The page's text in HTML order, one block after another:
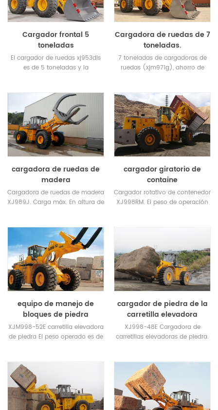
Cargador frontal 5
toneladas
El cargador de ruedas xj953dls
es de 5 toneladas y la
Cargadora de ruedas de 7
toneladas.
7 toneladas de cargadoras de
ruedas (xjm971g), ahorro de
ampliamente utilizado en
puertos, minas, empresas de
logística, etc.
cargadora de ruedas de
madera
Cargadora de ruedas de madera
XJ989J. Carga máx. En altura de
cargador giratorio de
containe
Cargador rotativo de contenedor
XJ998RM. El peso de operación
equipo de manejo de
bloques de piedra
XJM998-52E carretilla elevadora
de piedra El peso operado es de
cargador de piedra de la
carretilla elevadora
XJ998-48E Cargadora de
carretillas elevadoras de piedra.
Neumáticos de alambre de
acero ADVANCE de tres estrellas
y alta resistencia 29.5R29.